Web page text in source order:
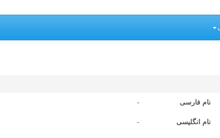
نام فارسی -
نام انگلیسی -